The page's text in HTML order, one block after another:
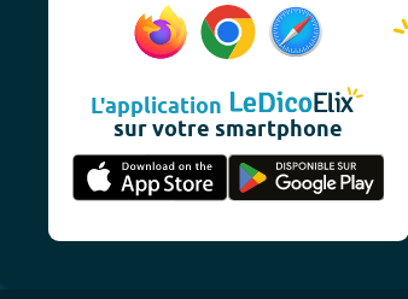
L'application
sur votre smartphone